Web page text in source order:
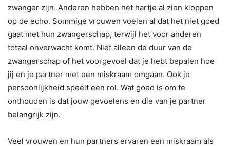
zwanger zijn. Anderen hebben het hartje al zien kloppen
op de echo. Sommige vrouwen voelen al dat het niet goed
gaat met hun zwangerschap, terwijl het voor anderen
totaal onverwacht komt. Niet alleen de duur van de
zwangerschap of het voorgevoel dat je hebt bepalen hoe
jij en je partner met een miskraam omgaan. Ook je
persoonlijkheid speelt een rol. Wat goed is om te
onthouden is dat jouw gevoelens en die van je partner
belangrijk zijn.
Veel vrouwen en hun partners ervaren een miskraam als